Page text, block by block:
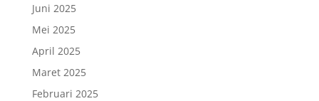
Juni 2025
Mei 2025
April 2025
Maret 2025
Februari 2025